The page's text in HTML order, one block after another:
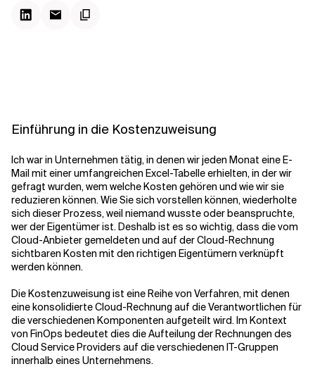
Verwandte Themen
Einführung in die Kostenzuweisung
Ich war in Unternehmen tätig, in denen wir jeden Monat eine E-
Mail mit einer umfangreichen Excel-Tabelle erhielten, in der wir
gefragt wurden, wem welche Kosten gehören und wie wir sie
reduzieren können. Wie Sie sich vorstellen können, wiederholte
sich dieser Prozess, weil niemand wusste oder beanspruchte,
wer der Eigentümer ist. Deshalb ist es so wichtig, dass die vom
Cloud-Anbieter gemeldeten und auf der Cloud-Rechnung
sichtbaren Kosten mit den richtigen Eigentümern verknüpft
werden können.
Die Kostenzuweisung ist eine Reihe von Verfahren, mit denen
eine konsolidierte Cloud-Rechnung auf die Verantwortlichen für
die verschiedenen Komponenten aufgeteilt wird. Im Kontext
von FinOps bedeutet dies die Aufteilung der Rechnungen des
Cloud Service Providers auf die verschiedenen IT-Gruppen
innerhalb eines Unternehmens.